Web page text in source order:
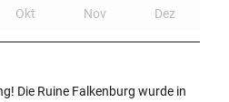
Okt Nov Dez
Die Ruine Falkenburg wurde in